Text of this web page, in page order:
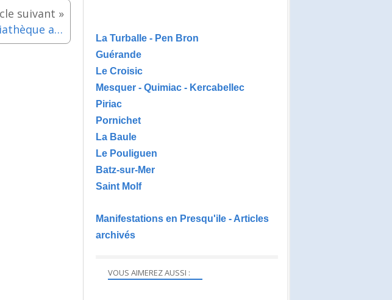
La Turballe - La Médiathèque aux couleurs du Japon avec Doreen Le Marinel - Décembre 2019
VOUS AIMEREZ AUSSI :
La Turballe - Pen Bron
Guérande
Le Croisic
Mesquer - Quimiac - Kercabellec
Piriac
Pornichet
La Baule
Le Pouliguen
Batz-sur-Mer
Saint Molf
Manifestations en Presqu'ile - Articles
archivés